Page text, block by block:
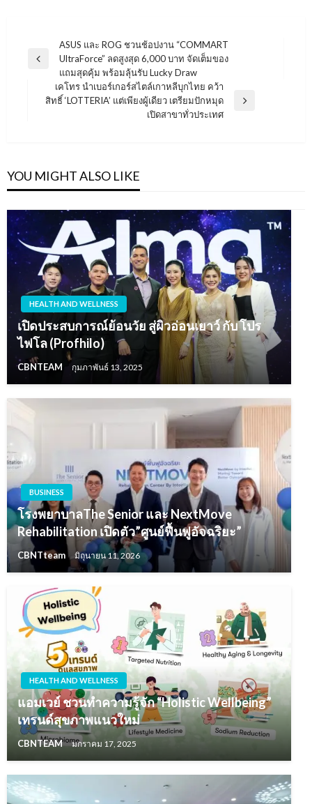
แนะแนว
เรื่อง
Previous
ASUS และ ROG ชวนช้อปงาน “COMMART
UltraForce” ลดสูงสุด 6,000 บาท จัดเต็มของ
แถมสุดคุ้ม พร้อมลุ้นรับ Lucky Draw
Next
เคโทร นำเบอร์เกอร์สไตล์เกาหลีบุกไทย คว้า
สิทธิ์ ‘LOTTERIA’ แต่เพียงผู้เดียว เตรียมปักหมุด
เปิดสาขาทั่วประเทศ
YOU MIGHT ALSO LIKE
HEALTH AND WELLNESS
เปิดประสบการณ์ย้อนวัย สู่ผิวอ่อนเยาว์ กับ โปร
ไฟโล (Profhilo)
CBNTEAM กุมภาพันธ์ 13, 2025
BUSINESS
โรงพยาบาลThe Senior และ NextMove
Rehabilitation เปิดตัว”ศูนย์ฟื้นฟูอัจฉริยะ”
CBNTteam มิถุนายน 11, 2026
HEALTH AND WELLNESS
แอมเวย์ ชวนทำความรู้จัก “Holistic Wellbeing”
เทรนด์สุขภาพแนวใหม่
CBNTEAM มกราคม 17, 2025